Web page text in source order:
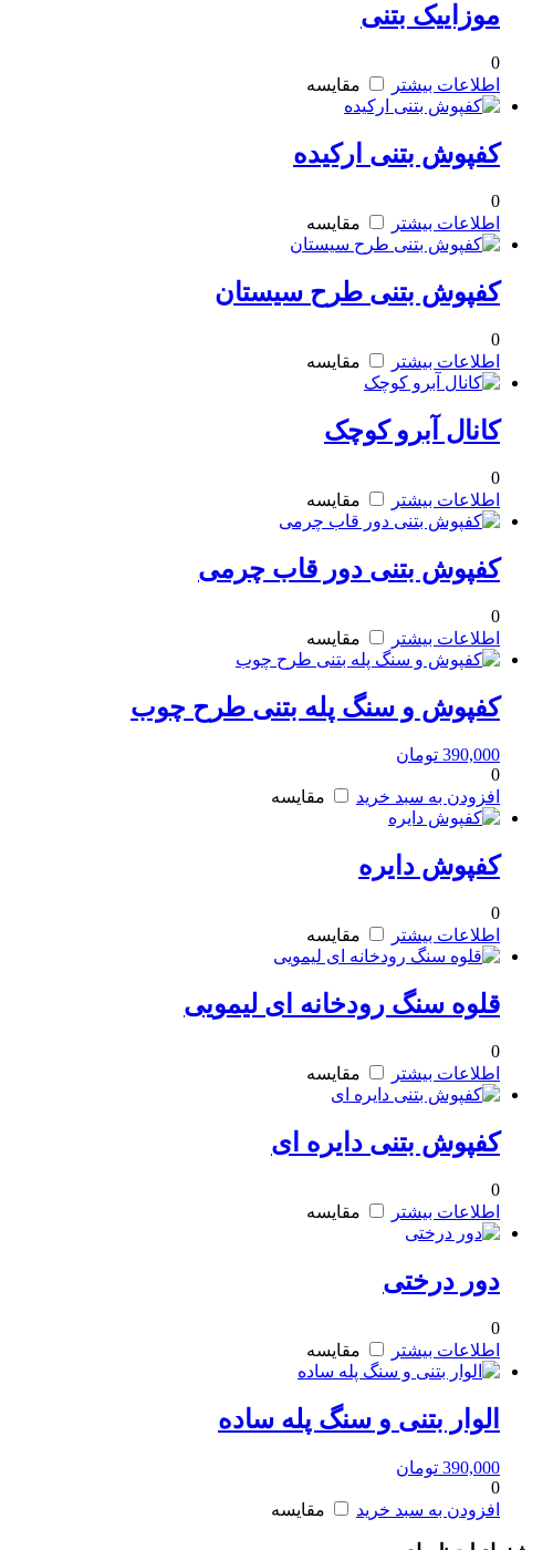
موزاییک بتنی
0
اطلاعات بیشتر
مقایسه
کفپوش بتنی ارکیده
0
اطلاعات بیشتر
مقایسه
کفپوش بتنی طرح سیستان
0
اطلاعات بیشتر
مقایسه
کانال آبرو کوچک
0
اطلاعات بیشتر
مقایسه
کفپوش بتنی دور قاب چرمی
0
اطلاعات بیشتر
مقایسه
کفپوش و سنگ پله بتنی طرح چوب
390,000 تومان
0
افزودن به سبد خرید
مقایسه
کفپوش دایره
0
اطلاعات بیشتر
مقایسه
قلوه سنگ رودخانه ای لیمویی
0
اطلاعات بیشتر
مقایسه
کفپوش بتنی دایره ای
0
اطلاعات بیشتر
مقایسه
دور درختی
0
اطلاعات بیشتر
مقایسه
الوار بتنی و سنگ پله ساده
390,000 تومان
0
افزودن به سبد خرید
مقایسه